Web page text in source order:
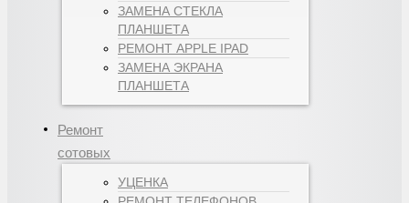
ЗАМЕНА СТЕКЛА
ПЛАНШЕТА
РЕМОНТ APPLE IPAD
ЗАМЕНА ЭКРАНА
ПЛАНШЕТА
Ремонт
сотовых
УЦЕНКА